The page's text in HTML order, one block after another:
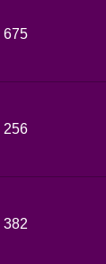
675
256
382